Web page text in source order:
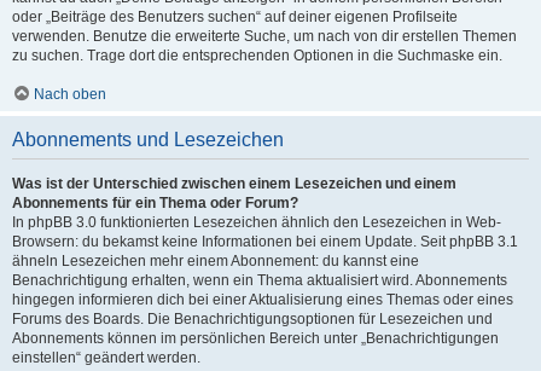
oder „Beiträge des Benutzers suchen“ auf deiner eigenen Profilseite
verwenden. Benutze die erweiterte Suche, um nach von dir erstellen Themen
zu suchen. Trage dort die entsprechenden Optionen in die Suchmaske ein.
Nach oben
Abonnements und Lesezeichen
Was ist der Unterschied zwischen einem Lesezeichen und einem
Abonnements für ein Thema oder Forum?
In phpBB 3.0 funktionierten Lesezeichen ähnlich den Lesezeichen in Web-
Browsern: du bekamst keine Informationen bei einem Update. Seit phpBB 3.1
ähneln Lesezeichen mehr einem Abonnement: du kannst eine
Benachrichtigung erhalten, wenn ein Thema aktualisiert wird. Abonnements
hingegen informieren dich bei einer Aktualisierung eines Themas oder eines
Forums des Boards. Die Benachrichtigungsoptionen für Lesezeichen und
Abonnements können im persönlichen Bereich unter „Benachrichtigungen
einstellen“ geändert werden.